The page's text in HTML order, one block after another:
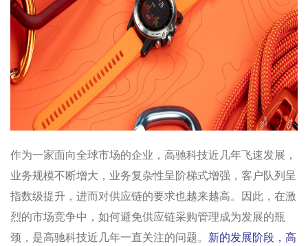
作为一家面向全球市场的企业，高驰科技近几年飞速发展，
业务规模不断增大，业务复杂性呈阶梯式增强，客户队列呈
指数级提升，进而对供应链的要求也越来越高。因此，在激
烈的市场竞争中，如何避免供应链采购管理成为发展的瓶
颈，是高驰科技近几年一直关注的问题。 新的发展阶段，高